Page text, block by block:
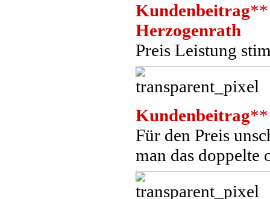
Kundenbeitrag**
Herzogenrath
Preis Leistung
Kundenbeitrag**
Für den Preis
man das doppelte